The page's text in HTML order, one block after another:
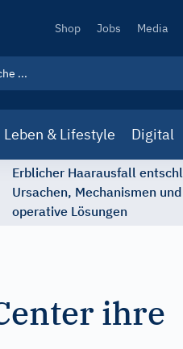
Secondary
Shop Jobs Media
Leben & Lifestyle Digital
Erblicher Haarausfall
Ursachen, Mechanismen
operative Lösungen
ihre